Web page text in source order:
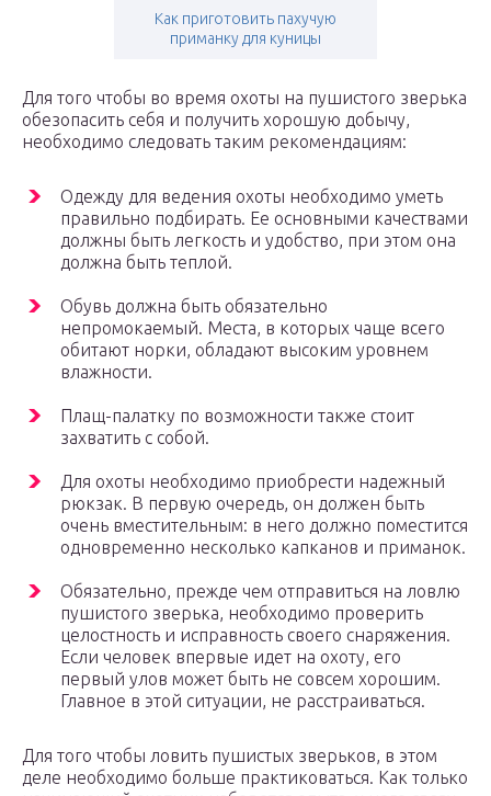
Как приготовить пахучую
приманку для куницы
Для того чтобы во время охоты на пушистого зверька
обезопасить себя и получить хорошую добычу,
необходимо следовать таким рекомендациям:
Одежду для ведения охоты необходимо уметь
правильно подбирать. Ее основными качествами
должны быть легкость и удобство, при этом она
должна быть теплой.
Обувь должна быть обязательно
непромокаемый. Места, в которых чаще всего
обитают норки, обладают высоким уровнем
влажности.
Плащ-палатку по возможности также стоит
захватить с собой.
Для охоты необходимо приобрести надежный
рюкзак. В первую очередь, он должен быть
очень вместительным: в него должно поместится
одновременно несколько капканов и приманок.
Обязательно, прежде чем отправиться на ловлю
пушистого зверька, необходимо проверить
целостность и исправность своего снаряжения.
Если человек впервые идет на охоту, его
первый улов может быть не совсем хорошим.
Главное в этой ситуации, не расстраиваться.
Для того чтобы ловить пушистых зверьков, в этом
деле необходимо больше практиковаться. Как только